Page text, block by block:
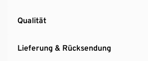
Qualität
Lieferung & Rücksendung